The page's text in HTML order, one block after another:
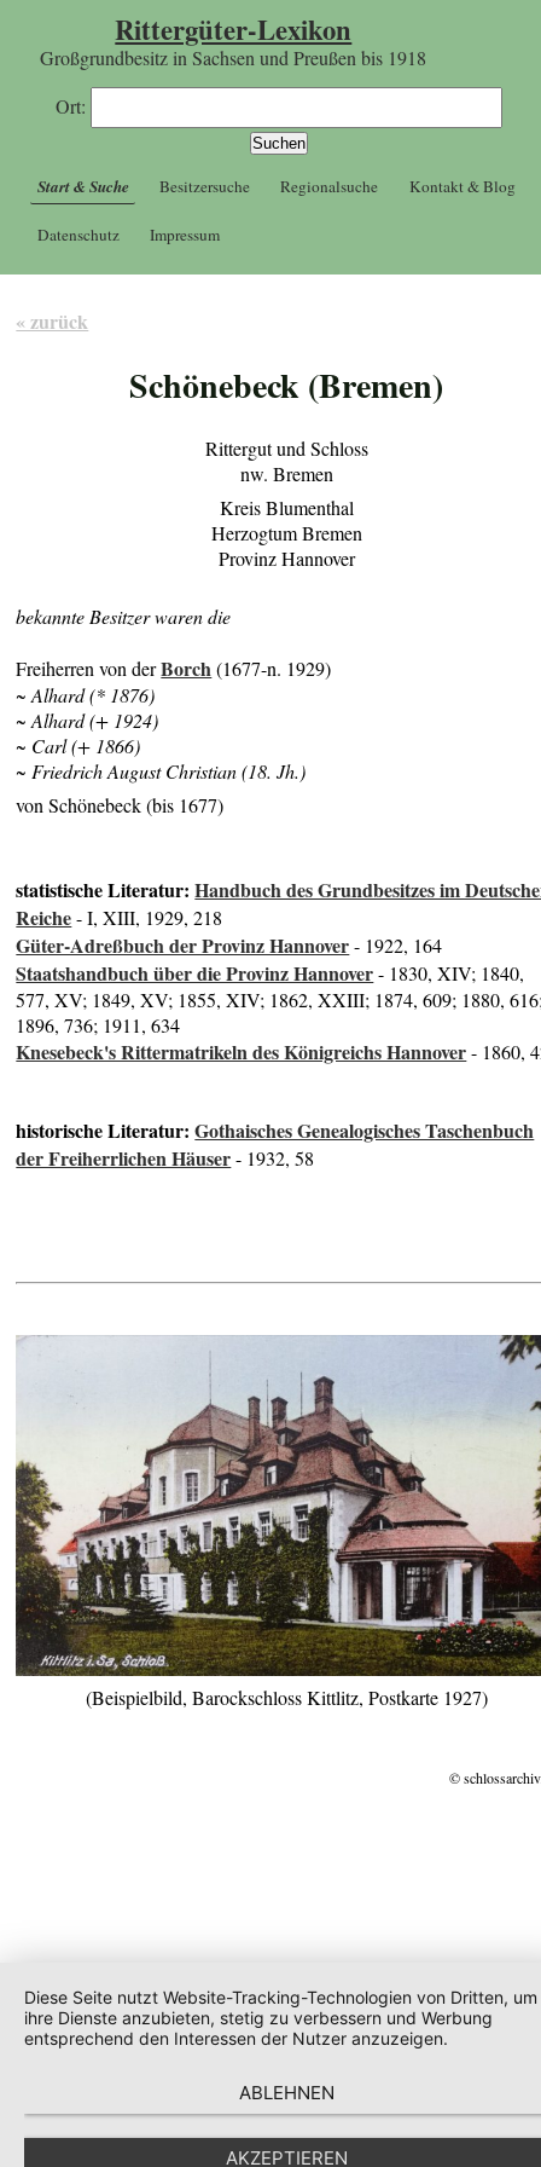
Rittergüter-Lexikon
Großgrundbesitz in Sachsen und Preußen bis 1918
Ort:
Start & Suche Besitzersuche Regionalsuche Kontakt & Blog
Datenschutz Impressum
« zurück
Schönebeck (Bremen)
Rittergut und Schloss
nw. Bremen
Kreis Blumenthal
Herzogtum Bremen
Provinz Hannover
bekannte Besitzer waren die
Freiherren von derBorch(1677-n. 1929)
~ Alhard (* 1876)
~ Alhard (+ 1924)
~ Carl (+ 1866)
~ Friedrich August Christian (18. Jh.)
von Schönebeck (bis 1677)
statistische Literatur:Handbuch des Grundbesitzes im
Reiche- I, XIII, 1929, 218
Güter-Adreßbuch der Provinz Hannover- 1922, 164
Staatshandbuch über die Provinz Hannover- 1830, XIV; 1840,
577, XV; 1849, XV; 1855, XIV; 1862, XXIII; 1874, 609; 1880,
1896, 736; 1911, 634
Knesebeck's Rittermatrikeln des Königreichs Hannover- 1860,
historische Literatur:Gothaisches Genealogisches Taschenbuch
der Freiherrlichen Häuser- 1932, 58
(Beispielbild, Barockschloss Kittlitz, Postkarte 1927)
©
Diese Seite nutzt Website-Tracking-Technologien von Dritten, um
ihre Dienste anzubieten, stetig zu verbessern und Werbung
entsprechend den Interessen der Nutzer anzuzeigen.
ABLEHNEN
AKZEPTIEREN